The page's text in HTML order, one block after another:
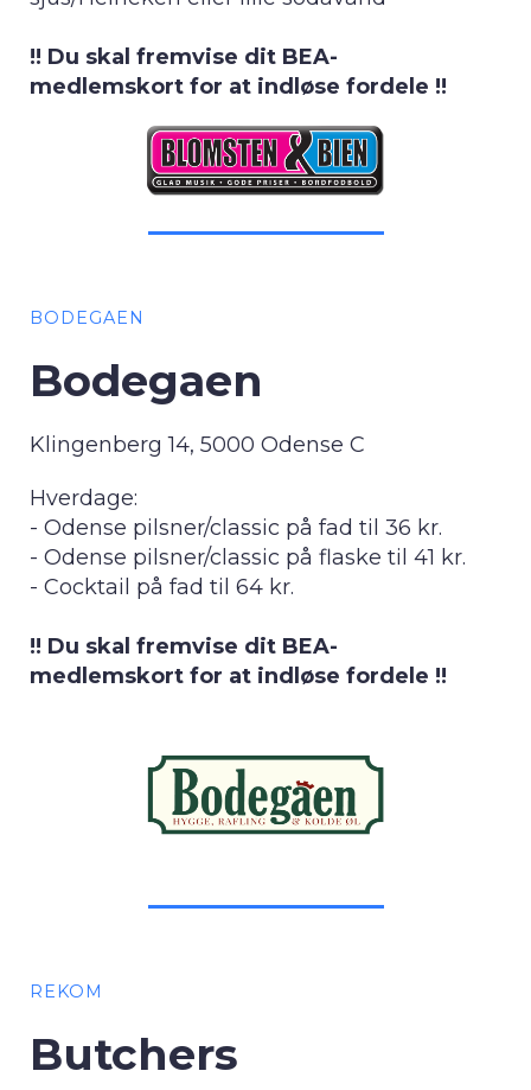
!! Du skal fremvise dit BEA-
medlemskort for at indløse fordele !!
BODEGAEN
Bodegaen
Klingenberg 14, 5000 Odense C
Hverdage:
- Odense pilsner/classic på fad til 36 kr.
- Odense pilsner/classic på flaske til 41 kr.
- Cocktail på fad til 64 kr.
!! Du skal fremvise dit BEA-
medlemskort for at indløse fordele !!
REKOM
Butchers